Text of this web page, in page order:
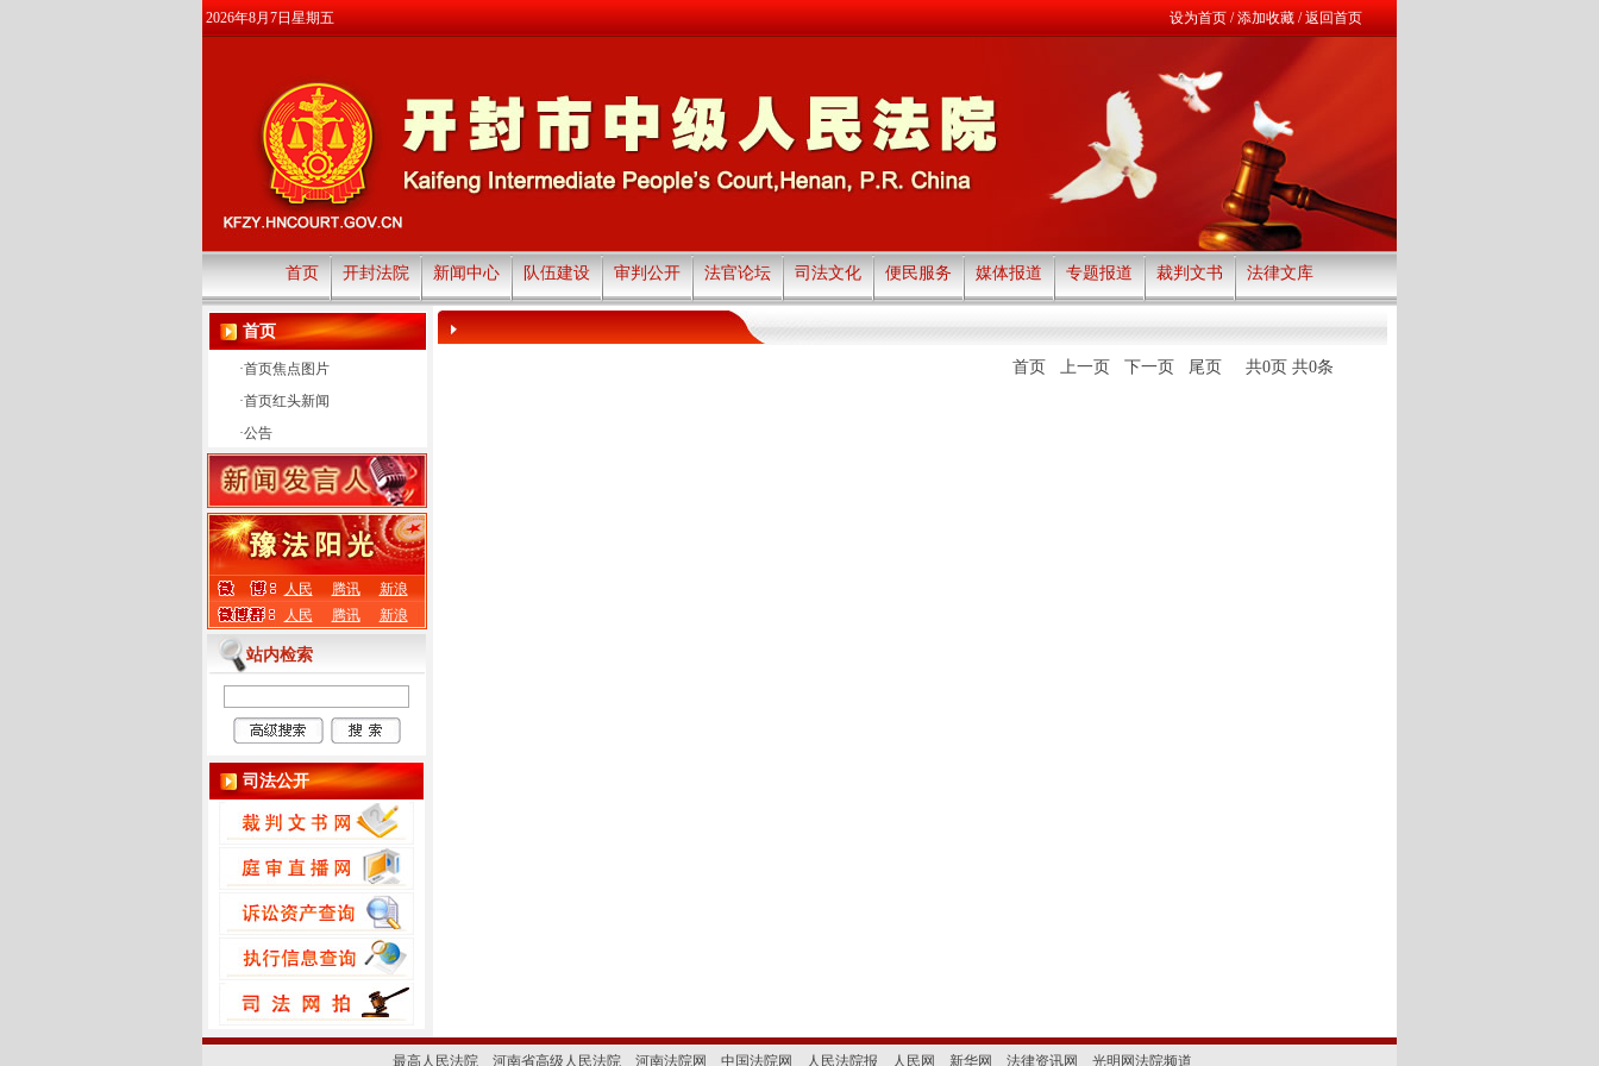
2026年8月7日星期五 设为首页/添加收藏/返回首页
首页 开封法院 新闻中心 队伍建设 审判公开 法官论坛 司法文化 便民服务 媒体报道 专题报道 裁判文书 法律文库
首页
·首页焦点图片
·首页红头新闻
·公告
人民 腾讯
新浪
人民
腾讯 新浪
站内检索
司法公开
首页 上一页 下一页 尾页 共0页 共0条
最高人民法院 河南省高级人民法院 河南法院网 中国法院网 人民法院报 人民网 新华网 法律资讯网 光明网法院频道